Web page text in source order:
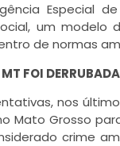
Especial
um
de normas
FOI
nos
Mato Grosso
crime